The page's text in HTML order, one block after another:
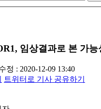
임상결과로 본 가능
정 : 2020-12-09 13:40
트위터로 기사 공유하기